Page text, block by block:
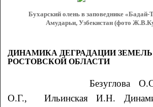
Бухарский олень в заповеднике «Бадай-
Амударьи, Узбекистан (фото
ДИНАМИКА ДЕГРАДАЦИИ ЗЕМЕЛЬ
РОСТОВСКОЙ ОБЛАСТИ
Безуглова
О.Г., ИльинскаяИ.Н.